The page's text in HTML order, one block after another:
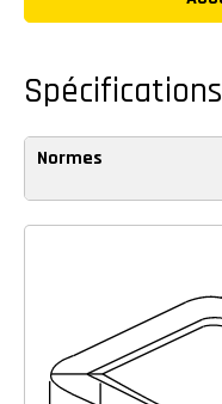
Spécifications
Normes